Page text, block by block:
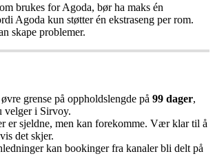
brukes for Agoda, bør ha maks én
Agoda kun støtter én ekstraseng per rom.
skape problemer.
øvre grense på oppholdslengde på 99 dager,
velger i Sirvoy.
er sjeldne, men kan forekomme. Vær klar til å
det skjer.
kan bookinger fra kanaler bli delt på